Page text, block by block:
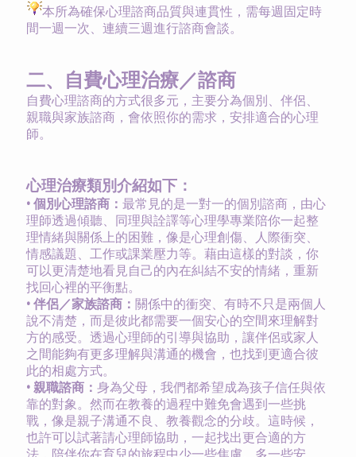
本所為確保心理諮商品質與連貫性，需每週固定時
間一週一次、連續三週進行諮商會談。
二、自費心理治療／諮商
自費心理諮商的方式很多元，主要分為個別、伴侶、
親職與家族諮商，會依照你的需求，安排適合的心理
師。
心理治療類別介紹如下：
• 個別心理諮商： 最常見的是一對一的個別諮商，由心
理師透過傾聽、同理與詮譯等心理學專業陪你一起整
理情緒與關係上的困難，像是心理創傷、人際衝突、
情感議題、工作或課業壓力等。藉由這樣的對談，你
可以更清楚地看見自己的內在糾結不安的情緒，重新
找回心裡的平衡點。
• 伴侶／家族諮商： 關係中的衝突、有時不只是兩個人
說不清楚，而是彼此都需要一個安心的空間來理解對
方的感受。透過心理師的引導與協助，讓伴侶或家人
之間能夠有更多理解與溝通的機會，也找到更適合彼
此的相處方式。
• 親職諮商： 身為父母，我們都希望成為孩子信任與依
靠的對象。然而在教養的過程中難免會遇到一些挑
戰，像是親子溝通不良、教養觀念的分歧。這時候，
也許可以試著請心理師協助，一起找出更合適的方